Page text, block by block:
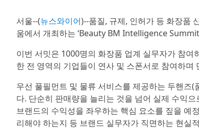
서울--(뉴스와이어)--품질, 규제, 인허가 등 화장품
움에서 개최하는 ‘Beauty BM Intelligence
이번 서밋은 1000명의 화장품 업계 실무자가 참
한 전 영역의 기업들이 연사 및 스폰서로 참여하
우선 풀필먼트 및 물류 서비스를 제공하는 두핸즈(
다. 단순히 판매량을 늘리는 것을 넘어 실제 수익
브랜드의 수익성을 좌우하는 핵심 요소를 짚을 예
리해야 하는지 등 브랜드 실무자가 직면하는 현실